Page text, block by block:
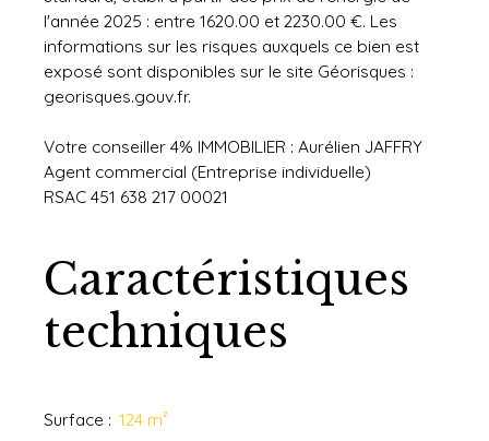
l'année 2025 : entre 1620.00 et 2230.00 €. Les
informations sur les risques auxquels ce bien est
exposé sont disponibles sur le site Géorisques :
georisques.gouv.fr.
Votre conseiller 4% IMMOBILIER : Aurélien JAFFRY
Agent commercial (Entreprise individuelle)
RSAC 451 638 217 00021
Caractéristiques
techniques
Surface : 124 m²